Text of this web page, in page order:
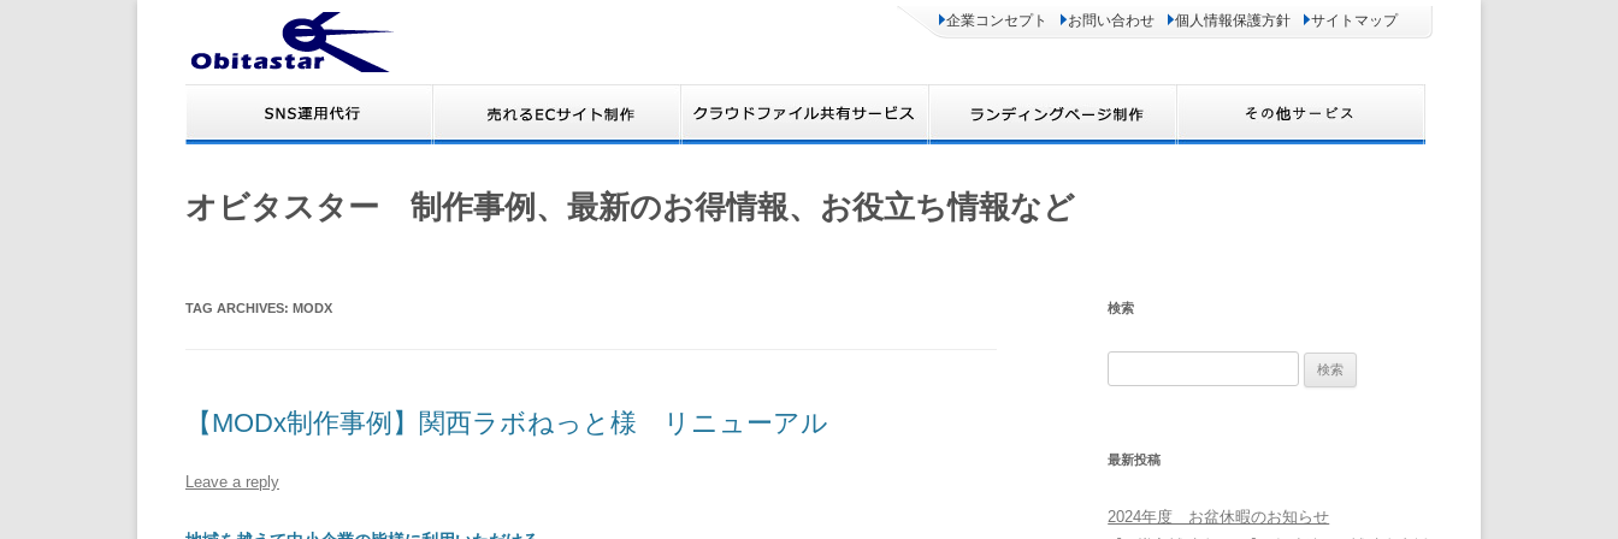
企業コンセプト お問い合わせ 個人情報保護方針 サイトマップ
オビタスター 制作事例、最新のお得情報、お役立ち情報など
TAG ARCHIVES: MODX
【MODx制作事例】関西ラボねっと様 リニューアル
Leave a reply
検索
最新投稿
2024年度 お盆休暇のお知らせ